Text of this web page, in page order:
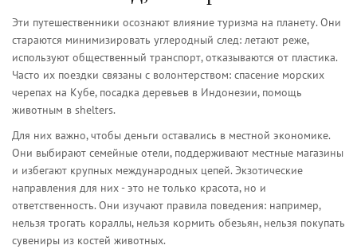
Эти путешественники осознают влияние туризма на планету. Они
стараются минимизировать углеродный след: летают реже,
используют общественный транспорт, отказываются от пластика.
Часто их поездки связаны с волонтерством: спасение морских
черепах на Кубе, посадка деревьев в Индонезии, помощь
животным в shelters.
Для них важно, чтобы деньги оставались в местной экономике.
Они выбирают семейные отели, поддерживают местные магазины
и избегают крупных международных цепей. Экзотические
направления для них - это не только красота, но и
ответственность. Они изучают правила поведения: например,
нельзя трогать кораллы, нельзя кормить обезьян, нельзя покупать
сувениры из костей животных.